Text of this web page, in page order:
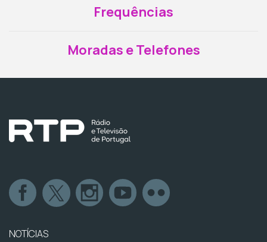
Frequências
Moradas e Telefones
NOTÍCIAS